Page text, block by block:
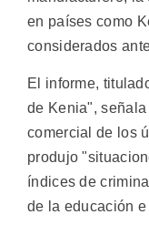
en países como
considerados
El informe,
de Kenia",
comercial de los
produjo
índices de
de la educación